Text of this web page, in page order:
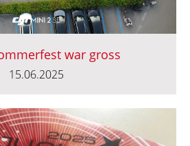
war gross
15.06.2025